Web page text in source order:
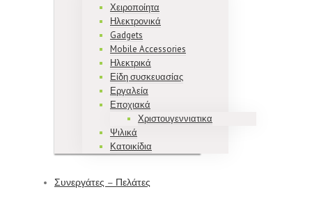
Χειροποίητα
Ηλεκτρονικά
Gadgets
Mobile Accessories
Ηλεκτρικά
Είδη συσκευασίας
Εργαλεία
Εποχιακά
Χριστουγεννιατικα
Ψιλικά
Κατοικίδια
Συνεργάτες – Πελάτες